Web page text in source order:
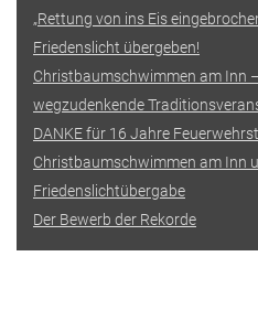
„Rettung von ins Eis
Friedenslicht übergeben!
Christbaumschwimmen am Inn
wegzudenkende
DANKE für 16 Jahre
Christbaumschwimmen am Inn
Friedenslichtübergabe
Der Bewerb der Rekorde